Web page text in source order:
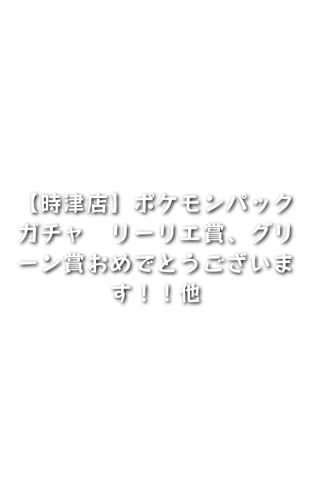
【時津店】ポケモンパック
ガチャ リーリエ賞、グリ
ーン賞おめでとうございま
す！！他